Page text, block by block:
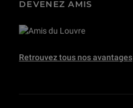
DEVENEZ AMIS
Retrouvez tous nos avantages